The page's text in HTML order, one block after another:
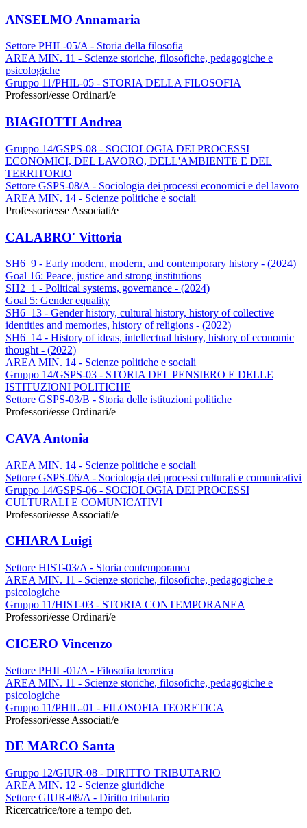
ANSELMO Annamaria
Settore PHIL-05/A - Storia della filosofia
AREA MIN. 11 - Scienze storiche, filosofiche, pedagogiche e
psicologiche
Gruppo 11/PHIL-05 - STORIA DELLA FILOSOFIA
Professori/esse Ordinari/e
BIAGIOTTI Andrea
Gruppo 14/GSPS-08 - SOCIOLOGIA DEI PROCESSI
ECONOMICI, DEL LAVORO, DELL'AMBIENTE E DEL
TERRITORIO
Settore GSPS-08/A - Sociologia dei processi economici e del lavoro
AREA MIN. 14 - Scienze politiche e sociali
Professori/esse Associati/e
CALABRO' Vittoria
SH6_9 - Early modern, modern, and contemporary history - (2024)
Goal 16: Peace, justice and strong institutions
SH2_1 - Political systems, governance - (2024)
Goal 5: Gender equality
SH6_13 - Gender history, cultural history, history of collective
identities and memories, history of religions - (2022)
SH6_14 - History of ideas, intellectual history, history of economic
thought - (2022)
AREA MIN. 14 - Scienze politiche e sociali
Gruppo 14/GSPS-03 - STORIA DEL PENSIERO E DELLE
ISTITUZIONI POLITICHE
Settore GSPS-03/B - Storia delle istituzioni politiche
Professori/esse Ordinari/e
CAVA Antonia
AREA MIN. 14 - Scienze politiche e sociali
Settore GSPS-06/A - Sociologia dei processi culturali e comunicativi
Gruppo 14/GSPS-06 - SOCIOLOGIA DEI PROCESSI
CULTURALI E COMUNICATIVI
Professori/esse Associati/e
CHIARA Luigi
Settore HIST-03/A - Storia contemporanea
AREA MIN. 11 - Scienze storiche, filosofiche, pedagogiche e
psicologiche
Gruppo 11/HIST-03 - STORIA CONTEMPORANEA
Professori/esse Ordinari/e
CICERO Vincenzo
Settore PHIL-01/A - Filosofia teoretica
AREA MIN. 11 - Scienze storiche, filosofiche, pedagogiche e
psicologiche
Gruppo 11/PHIL-01 - FILOSOFIA TEORETICA
Professori/esse Associati/e
DE MARCO Santa
Gruppo 12/GIUR-08 - DIRITTO TRIBUTARIO
AREA MIN. 12 - Scienze giuridiche
Settore GIUR-08/A - Diritto tributario
Ricercatrice/tore a tempo det.